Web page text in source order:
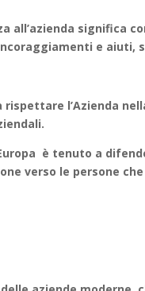
all’azienda significa
e
l’Azienda
è tenuto a
verso le persone